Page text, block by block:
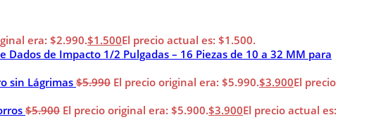
era: $2.990.$1.500El precio actual es: $1.500.
Dados de Impacto 1/2 Pulgadas – 16 Piezas de 10 a 32 MM para
sin Lágrimas $5.990 El precio original era: $5.990.$3.900El precio
$5.900 El precio original era: $5.900.$3.900El precio actual es: